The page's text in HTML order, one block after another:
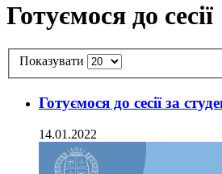
Готуємося до сесії
Показувати
Готуємося до сесії за
14.01.2022